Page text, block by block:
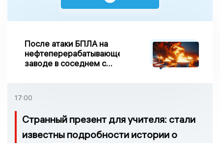
После атаки БПЛА на
нефтеперерабатывающем
заводе в соседнем с
17:00
Странный презент для учителя: стали
известны подробности истории о